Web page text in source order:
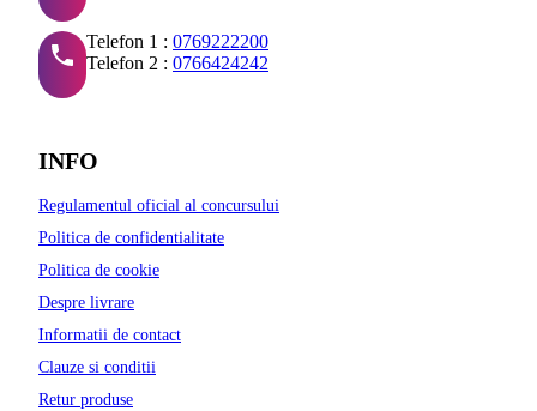
Telefon 1 : 0769222200
Telefon 2 : 0766424242
INFO
Regulamentul oficial al concursului
Politica de confidentialitate
Politica de cookie
Despre livrare
Informatii de contact
Clauze si conditii
Retur produse